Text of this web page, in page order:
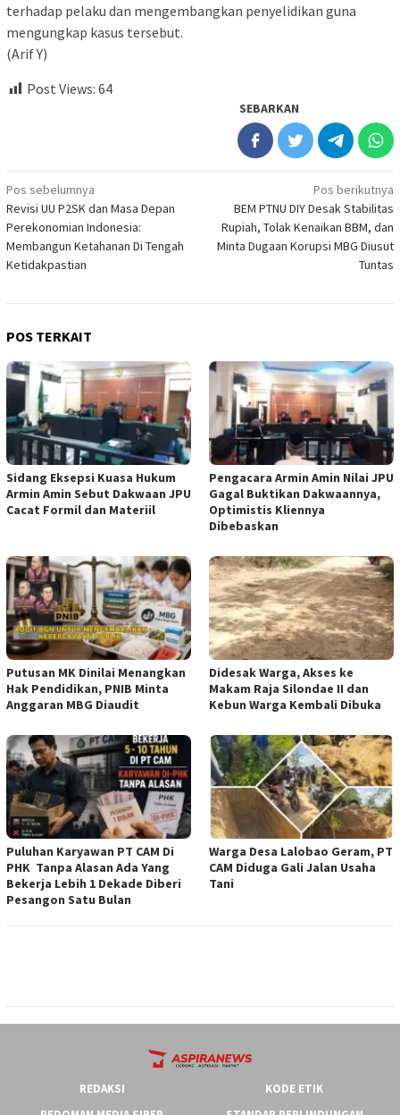
terhadap pelaku dan mengembangkan penyelidikan guna
mengungkap kasus tersebut.
(Arif Y)
Post Views: 64
SEBARKAN
Navigasi
pos
Pos sebelumnya
Revisi UU P2SK dan Masa Depan
Perekonomian Indonesia:
Membangun Ketahanan Di Tengah
Ketidakpastian
Pos berikutnya
BEM PTNU DIY Desak Stabilitas
Rupiah, Tolak Kenaikan BBM, dan
Minta Dugaan Korupsi MBG Diusut
Tuntas
POS TERKAIT
‎Sidang Eksepsi Kuasa Hukum
Armin Amin Sebut Dakwaan JPU
Cacat Formil dan Materiil
‎Pengacara Armin Amin Nilai JPU
Gagal Buktikan Dakwaannya,
Optimistis Kliennya
Dibebaskan
Putusan MK Dinilai Menangkan
Hak Pendidikan, PNIB Minta
Anggaran MBG Diaudit
Didesak Warga, Akses ke
Makam Raja Silondae II dan
Kebun Warga Kembali Dibuka
‎Puluhan Karyawan PT CAM Di
PHK Tanpa Alasan Ada Yang
Bekerja Lebih 1 Dekade Diberi
Pesangon Satu Bulan
Warga Desa Lalobao Geram, PT
CAM Diduga Gali Jalan Usaha
Tani
REDAKSI
KODE ETIK